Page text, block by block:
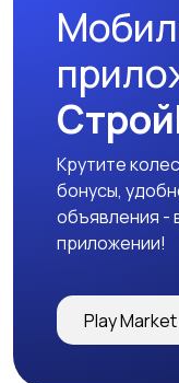
Крутите
бонусы,
объявления -
приложении!
Play Market